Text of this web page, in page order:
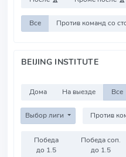
Все
BEIJING INSTITUTE
Дома На выезде Все
Выбор лиги
Победа
до 1.5
Победа соп.
до 1.5